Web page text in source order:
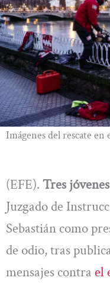
Imágenes del rescate
(EFE). Tres jóvenes
Juzgado de
Sebastián como
de odio, tras
mensajes contra el